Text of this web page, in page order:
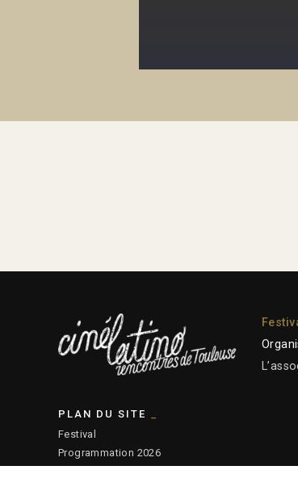
PLAN DU SITE
Festival
Programmation 2026